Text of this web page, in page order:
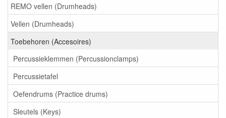
REMO vellen (Drumheads)
Vellen (Drumheads)
Toebehoren (Accesoires)
Percussieklemmen (Percussionclamps)
Percussietafel
Oefendrums (Practice drums)
Sleutels (Keys)